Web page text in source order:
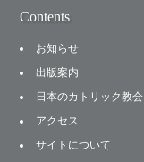
Contents
お知らせ
出版案内
日本のカトリック教会
アクセス
サイトについて